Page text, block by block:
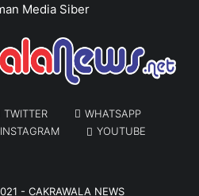
Media Siber
TWITTER
WHATSAPP
INSTAGRAM YOUTUBE
- CAKRAWALA NEWS